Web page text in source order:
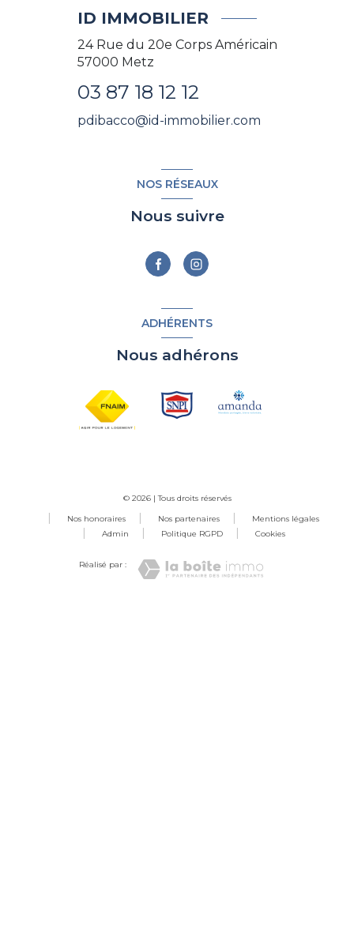
ID IMMOBILIER
24 Rue du 20e Corps Américain
57000 Metz
03 87 18 12 12
pdibacco@id-immobilier.com
NOS RÉSEAUX
Nous suivre
ADHÉRENTS
Nous adhérons
© 2026 | Tous droits réservés
Nos honoraires
Nos partenaires
Mentions légales
Admin
Politique RGPD Cookies
Réalisé par :